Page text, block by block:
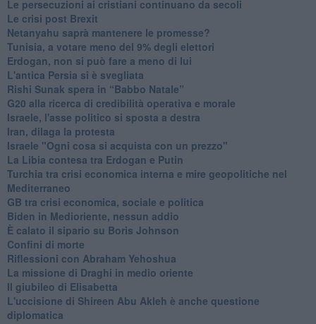
Le persecuzioni ai cristiani continuano da secoli
Le crisi post Brexit
Netanyahu saprà mantenere le promesse?
Tunisia, a votare meno del 9% degli elettori
Erdogan, non si può fare a meno di lui
L'antica Persia si è svegliata
Rishi Sunak spera in “Babbo Natale”
G20 alla ricerca di credibilità operativa e morale
Israele, l'asse politico si sposta a destra
Iran, dilaga la protesta
Israele "Ogni cosa si acquista con un prezzo"
La Libia contesa tra Erdogan e Putin
Turchia tra crisi economica interna e mire geopolitiche nel
Mediterraneo
GB tra crisi economica, sociale e politica
Biden in Medioriente, nessun addio
È calato il sipario su Boris Johnson
Confini di morte
Riflessioni con Abraham Yehoshua
La missione di Draghi in medio oriente
Il giubileo di Elisabetta
L'uccisione di Shireen Abu Akleh è anche questione
diplomatica